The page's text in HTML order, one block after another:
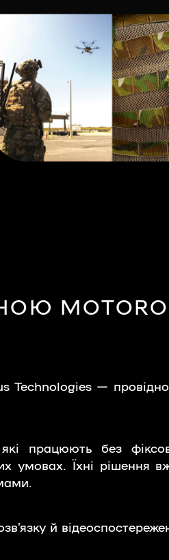
Technologies —
працюють без
умовах. Їхні рішення
й